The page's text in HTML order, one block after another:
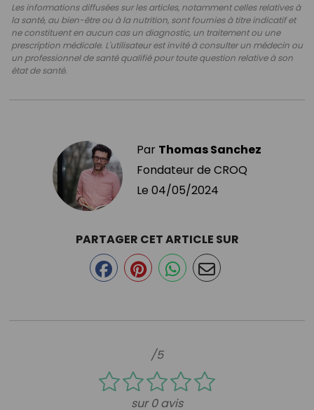
Les informations diffusées sur les articles, notamment celles relatives à
la santé, au bien-être ou à la nutrition, sont fournies à titre indicatif et
ne constituent en aucun cas un diagnostic, un traitement ou une
prescription médicale. L'utilisateur est invité à consulter un médecin ou
un professionnel de santé qualifié pour toute question relative à son
état de santé.
Par Thomas Sanchez
Fondateur de CROQ
Le 04/05/2024
/5
sur 0 avis
PARTAGER CET ARTICLE SUR